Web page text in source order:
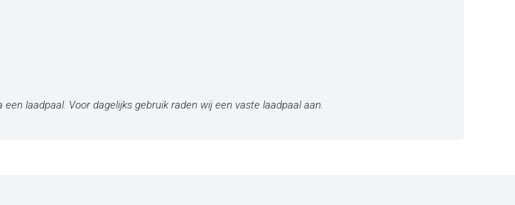
laadpaal. Voor dagelijks gebruik raden wij een vaste laadpaal aan.